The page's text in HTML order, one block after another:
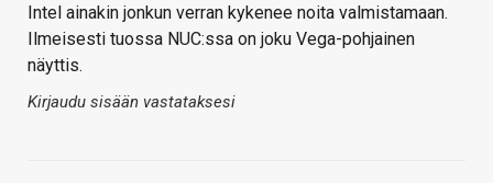
Intel ainakin jonkun verran kykenee noita valmistamaan.
Ilmeisesti tuossa NUC:ssa on joku Vega-pohjainen
näyttis.
Kirjaudu sisään vastataksesi